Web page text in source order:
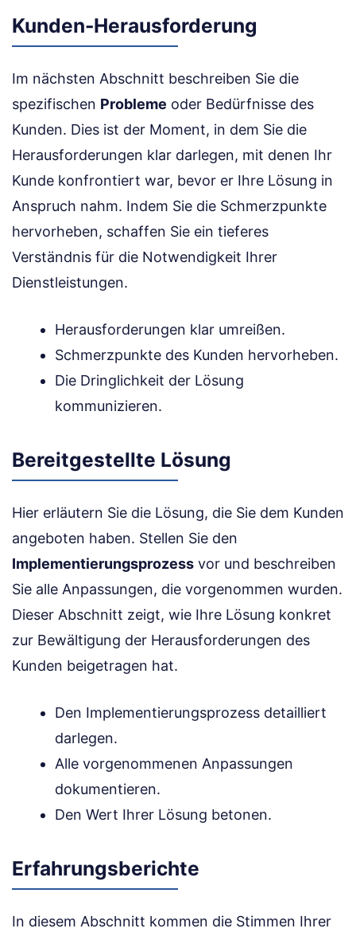
Kunden-Herausforderung
Im nächsten Abschnitt beschreiben Sie die
spezifischen Probleme oder Bedürfnisse des
Kunden. Dies ist der Moment, in dem Sie die
Herausforderungen klar darlegen, mit denen Ihr
Kunde konfrontiert war, bevor er Ihre Lösung in
Anspruch nahm. Indem Sie die Schmerzpunkte
hervorheben, schaffen Sie ein tieferes
Verständnis für die Notwendigkeit Ihrer
Dienstleistungen.
Herausforderungen klar umreißen.
Schmerzpunkte des Kunden hervorheben.
Die Dringlichkeit der Lösung
kommunizieren.
Bereitgestellte Lösung
Hier erläutern Sie die Lösung, die Sie dem Kunden
angeboten haben. Stellen Sie den
Implementierungsprozess vor und beschreiben
Sie alle Anpassungen, die vorgenommen wurden.
Dieser Abschnitt zeigt, wie Ihre Lösung konkret
zur Bewältigung der Herausforderungen des
Kunden beigetragen hat.
Den Implementierungsprozess detailliert
darlegen.
Alle vorgenommenen Anpassungen
dokumentieren.
Den Wert Ihrer Lösung betonen.
Erfahrungsberichte
In diesem Abschnitt kommen die Stimmen Ihrer